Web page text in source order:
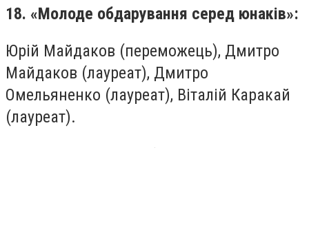
18. «Молоде обдарування серед юнаків»:
Юрій Майдаков (переможець), Дмитро
Майдаков (лауреат), Дмитро
Омельяненко (лауреат), Віталій Каракай
(лауреат).